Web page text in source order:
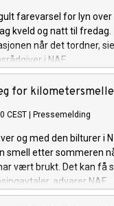
farevarsel for lyn
kveld og natt til fredag.
når det tordner,
i NAF.
for
CEST Pressemelding
og med den bilturer i
smell etter sommeren
vært brukt. Det kan få
advarer NAF.